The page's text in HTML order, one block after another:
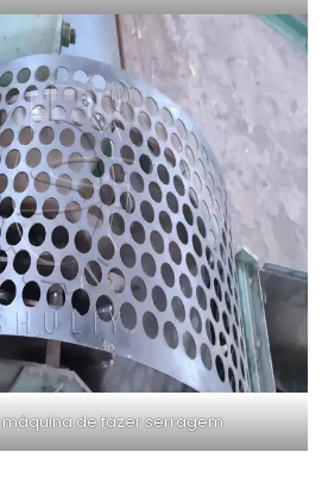
de fazer serragem